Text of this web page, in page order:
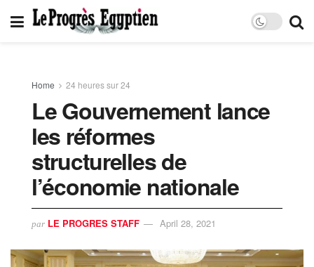
Home 24 heures sur 24
Le Gouvernement lance
les réformes
structurelles de
l’économie nationale
par LE PROGRES STAFF April 28, 2021